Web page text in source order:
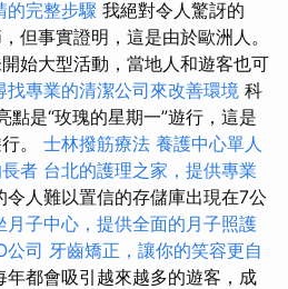
的完整步驟 我絕對令人驚訝的
但事實證明，這是由於歐洲人。
始大型活動，當地人和遊客也可
找專業的清潔公司來改善環境 科
點是“玫瑰的星期一”遊行，這是
。 士林撥筋療法 養護中心單人
者 台北的護理之家，提供專業
令人難以置信的存儲庫出現在7公
月子中心，提供全面的月子照護
公司 牙齒矯正，讓你的笑容更自
年都會吸引越來越多的遊客，成